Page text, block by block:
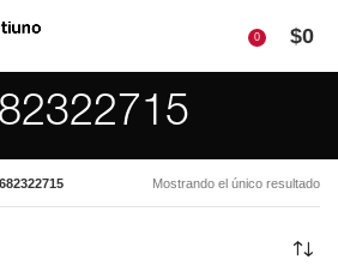
0 $0
Mostrando el único resultado